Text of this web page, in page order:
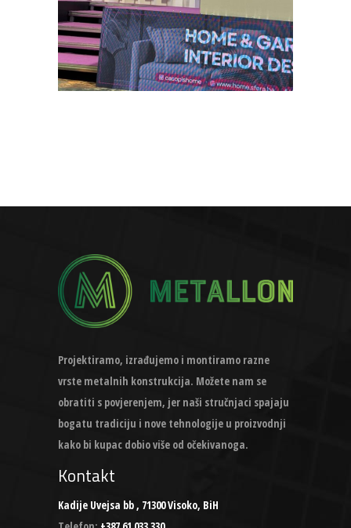
Projektiramo, izrađujemo i montiramo razne
vrste metalnih konstrukcija. Možete nam se
obratiti s povjerenjem, jer naši stručnjaci spajaju
bogatu tradiciju i nove tehnologije u proizvodnji
kako bi kupac dobio više od očekivanoga.
Kontakt
Kadije Uvejsa bb , 71300 Visoko, BiH